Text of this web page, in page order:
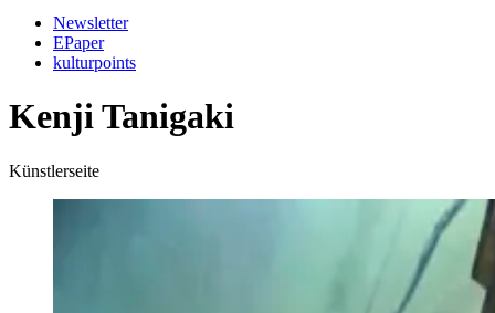
Newsletter
EPaper
kulturpoints
Kenji Tanigaki
Künstlerseite